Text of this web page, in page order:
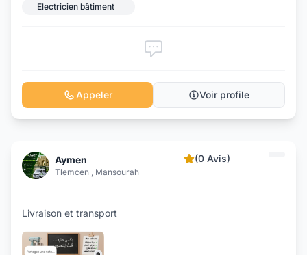
Electricien bâtiment
Appeler Voir profile
Aymen
Tlemcen , Mansourah
(0 Avis)
Livraison et transport